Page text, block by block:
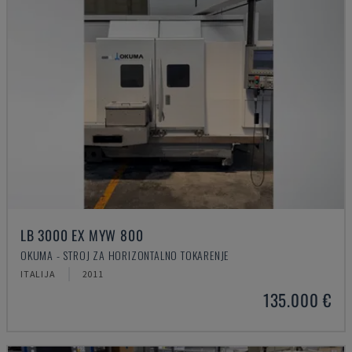
LB 3000 EX MYW 800
OKUMA - STROJ ZA HORIZONTALNO TOKARENJE
ITALIJA 2011
135.000 €